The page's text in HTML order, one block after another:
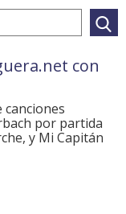
con
canciones
por partida
y Mi Capitán